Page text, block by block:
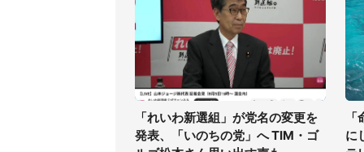
「れいわ新選組」が党名の変更を
発表、「いのちの党」へ TIM・ゴ
に